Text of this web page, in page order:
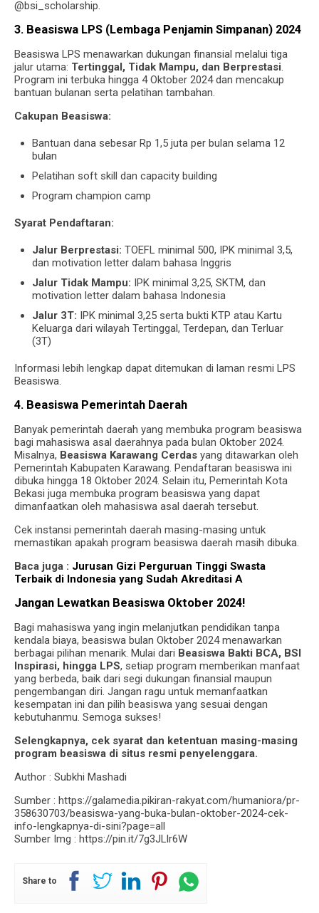
@bsi_scholarship.
3. Beasiswa LPS (Lembaga Penjamin Simpanan) 2024
Beasiswa LPS menawarkan dukungan finansial melalui tiga
jalur utama: Tertinggal, Tidak Mampu, dan Berprestasi.
Program ini terbuka hingga 4 Oktober 2024 dan mencakup
bantuan bulanan serta pelatihan tambahan.
Cakupan Beasiswa:
Bantuan dana sebesar Rp 1,5 juta per bulan selama 12
bulan
Pelatihan soft skill dan capacity building
Program champion camp
Syarat Pendaftaran:
Jalur Berprestasi: TOEFL minimal 500, IPK minimal 3,5,
dan motivation letter dalam bahasa Inggris
Jalur Tidak Mampu: IPK minimal 3,25, SKTM, dan
motivation letter dalam bahasa Indonesia
Jalur 3T: IPK minimal 3,25 serta bukti KTP atau Kartu
Keluarga dari wilayah Tertinggal, Terdepan, dan Terluar
(3T)
Informasi lebih lengkap dapat ditemukan di laman resmi LPS
Beasiswa.
4. Beasiswa Pemerintah Daerah
Banyak pemerintah daerah yang membuka program beasiswa
bagi mahasiswa asal daerahnya pada bulan Oktober 2024.
Misalnya, Beasiswa Karawang Cerdas yang ditawarkan oleh
Pemerintah Kabupaten Karawang. Pendaftaran beasiswa ini
dibuka hingga 18 Oktober 2024. Selain itu, Pemerintah Kota
Bekasi juga membuka program beasiswa yang dapat
dimanfaatkan oleh mahasiswa asal daerah tersebut.
Cek instansi pemerintah daerah masing-masing untuk
memastikan apakah program beasiswa daerah masih dibuka.
Baca juga : Jurusan Gizi Perguruan Tinggi Swasta
Terbaik di Indonesia yang Sudah Akreditasi A
Jangan Lewatkan Beasiswa Oktober 2024!
Bagi mahasiswa yang ingin melanjutkan pendidikan tanpa
kendala biaya, beasiswa bulan Oktober 2024 menawarkan
berbagai pilihan menarik. Mulai dari Beasiswa Bakti BCA, BSI
Inspirasi, hingga LPS, setiap program memberikan manfaat
yang berbeda, baik dari segi dukungan finansial maupun
pengembangan diri. Jangan ragu untuk memanfaatkan
kesempatan ini dan pilih beasiswa yang sesuai dengan
kebutuhanmu. Semoga sukses!
Selengkapnya, cek syarat dan ketentuan masing-masing
program beasiswa di situs resmi penyelenggara.
Author : Subkhi Mashadi
Sumber : https://galamedia.pikiran-rakyat.com/humaniora/pr-
358630703/beasiswa-yang-buka-bulan-oktober-2024-cek-
info-lengkapnya-di-sini?page=all
Sumber Img : https://pin.it/7g3JLlr6W
Share to